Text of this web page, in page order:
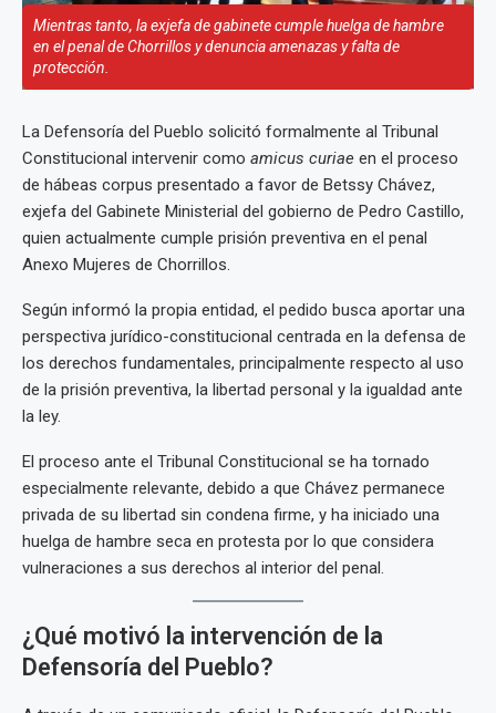
Mientras tanto, la exjefa de gabinete cumple huelga de hambre
en el penal de Chorrillos y denuncia amenazas y falta de
protección.
La Defensoría del Pueblo solicitó formalmente al Tribunal
Constitucional intervenir como amicus curiae en el proceso
de hábeas corpus presentado a favor de Betssy Chávez,
exjefa del Gabinete Ministerial del gobierno de Pedro Castillo,
quien actualmente cumple prisión preventiva en el penal
Anexo Mujeres de Chorrillos.
Según informó la propia entidad, el pedido busca aportar una
perspectiva jurídico-constitucional centrada en la defensa de
los derechos fundamentales, principalmente respecto al uso
de la prisión preventiva, la libertad personal y la igualdad ante
la ley.
El proceso ante el Tribunal Constitucional se ha tornado
especialmente relevante, debido a que Chávez permanece
privada de su libertad sin condena firme, y ha iniciado una
huelga de hambre seca en protesta por lo que considera
vulneraciones a sus derechos al interior del penal.
¿Qué motivó la intervención de la
Defensoría del Pueblo?